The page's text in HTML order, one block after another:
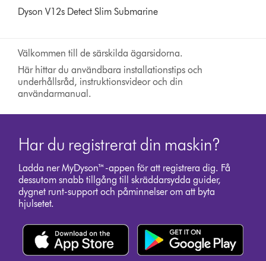
Dyson V12s Detect Slim Submarine
Välkommen till de särskilda ägarsidorna.
Här hittar du användbara installationstips och
underhållsråd, instruktionsvideor och din
användarmanual.
Har du registrerat din maskin?
Ladda ner MyDyson™-appen för att registrera dig. Få
dessutom snabb tillgång till skräddarsydda guider,
dygnet runt-support och påminnelser om att byta
hjulsetet.